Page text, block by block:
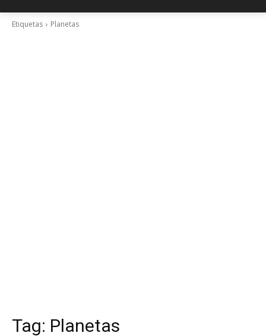
Etiquetas Planetas
Tag: Planetas